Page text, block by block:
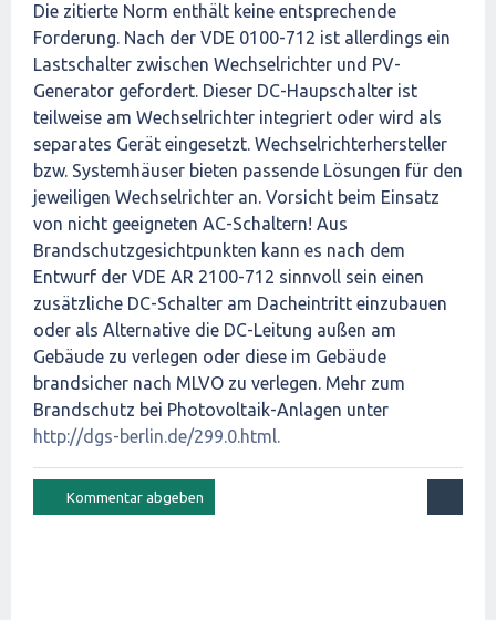
Die zitierte Norm enthält keine entsprechende
Forderung. Nach der VDE 0100-712 ist allerdings ein
Lastschalter zwischen Wechselrichter und PV-
Generator gefordert. Dieser DC-Haupschalter ist
teilweise am Wechselrichter integriert oder wird als
separates Gerät eingesetzt. Wechselrichterhersteller
bzw. Systemhäuser bieten passende Lösungen für den
jeweiligen Wechselrichter an. Vorsicht beim Einsatz
von nicht geeigneten AC-Schaltern! Aus
Brandschutzgesichtpunkten kann es nach dem
Entwurf der VDE AR 2100-712 sinnvoll sein einen
zusätzliche DC-Schalter am Dacheintritt einzubauen
oder als Alternative die DC-Leitung außen am
Gebäude zu verlegen oder diese im Gebäude
brandsicher nach MLVO zu verlegen. Mehr zum
Brandschutz bei Photovoltaik-Anlagen unter
http://dgs-berlin.de/299.0.html.